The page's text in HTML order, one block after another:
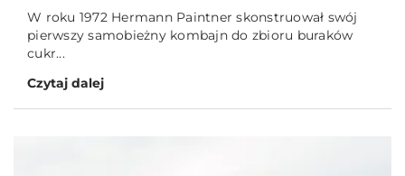
W roku 1972 Hermann Paintner skonstruował swój
pierwszy samobieżny kombajn do zbioru buraków
cukr...
Czytaj dalej